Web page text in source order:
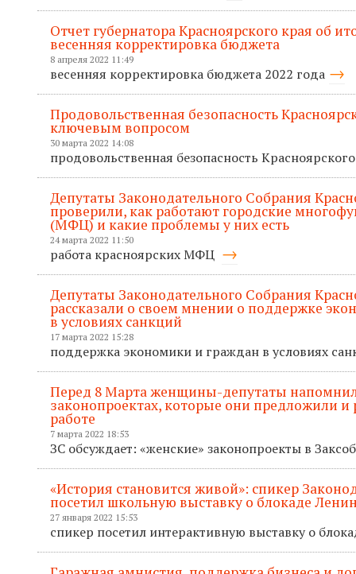
Отчет губернатора Красноярского края об
весенняя корректировка бюджета
8 апреля 2022 11:49
весенняя корректировка бюджета 2022 года
Продовольственная безопасность
ключевым вопросом
30 марта 2022 14:08
продовольственная безопасность
Депутаты Законодательного Собрания
проверили, как работают городские
(МФЦ) и какие проблемы у них есть
24 марта 2022 11:50
работа красноярских МФЦ
Депутаты Законодательного Собрания
рассказали о своем мнении о поддержке
в условиях санкций
17 марта 2022 15:28
поддержка экономики и граждан в условиях
Перед 8 Марта женщины-депутаты
законопроектах, которые они предложили и
работе
7 марта 2022 18:53
ЗС обсуждает: «женские» законопроекты в
«История становится живой»: спикер
посетил школьную выставку о блокаде
27 января 2022 15:53
спикер посетил интерактивную выставку о